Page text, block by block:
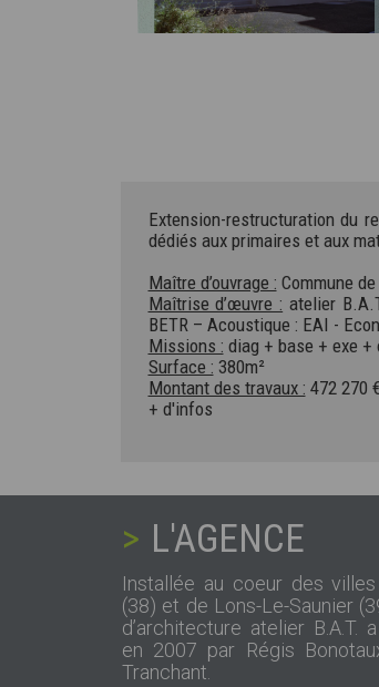
Extension-restructuration du
dédiés aux primaires et aux
Maître d’ouvrage : Commune
Maîtrise d’œuvre : atelier
BETR – Acoustique : EAI -
Missions : diag + base + exe +
Surface : 380m²
Montant des travaux : 472 270
+ d'infos
L'AGENCE
Installée au coeur des
(38) et de Lons-Le-Saunier
d’architecture atelier B.A.T.
en 2007 par Régis
Tranchant.